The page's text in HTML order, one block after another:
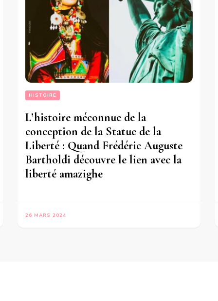
HISTOIRE
L’histoire méconnue de la
conception de la Statue de la
Liberté : Quand Frédéric Auguste
Bartholdi découvre le lien avec la
liberté amazighe
26 MARS 2024